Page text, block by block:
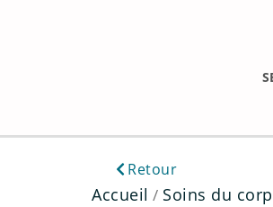
Retour
Accueil / Soins du